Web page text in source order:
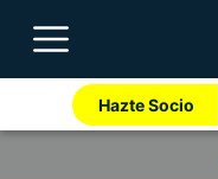
Hazte Socio